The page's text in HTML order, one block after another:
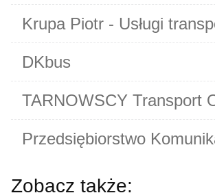
Krupa Piotr - Usługi
DKbus
TARNOWSCY Transport
Przedsiębiorstwo
Zobacz także: